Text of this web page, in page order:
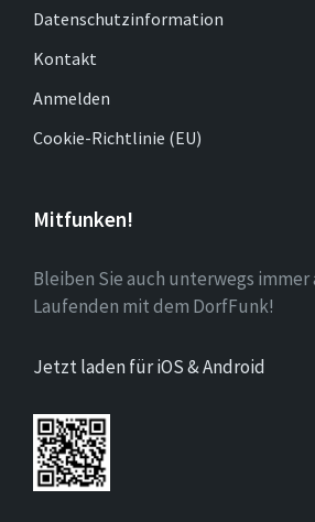
Datenschutzinformation
Kontakt
Anmelden
Cookie-Richtlinie (EU)
Mitfunken!
Bleiben Sie auch unterwegs immer
Laufenden mit dem DorfFunk!
Jetzt laden für iOS & Android